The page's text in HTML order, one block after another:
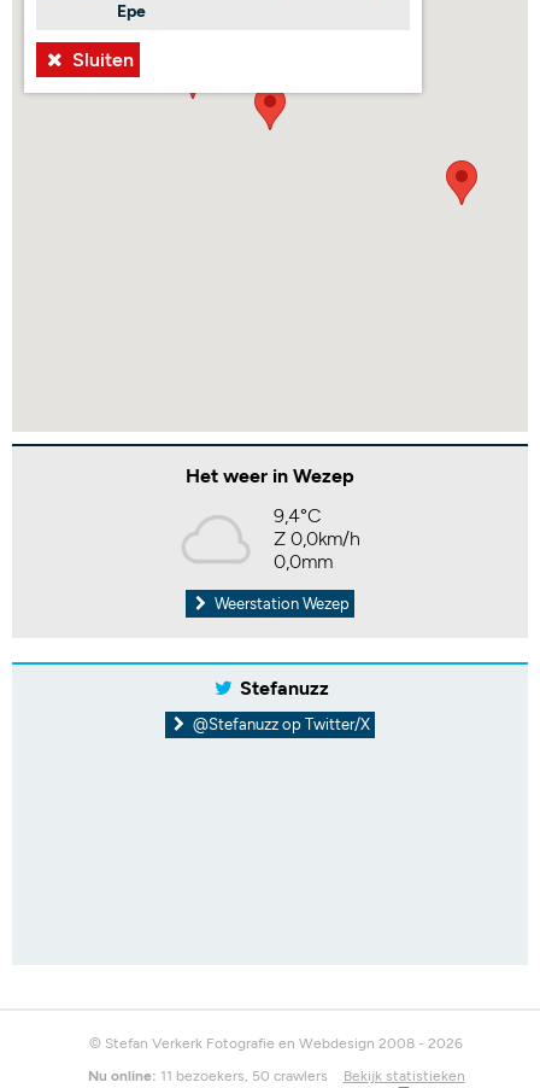
Epe
Sluiten
Het weer in Wezep
9,4°C
Z 0,0km/h
0,0mm
Weerstation Wezep
Stefanuzz
@Stefanuzz op Twitter/X
© Stefan Verkerk Fotografie en Webdesign 2008 - 2026
Nu online: 11 bezoekers, 50 crawlers
Bekijk statistieken